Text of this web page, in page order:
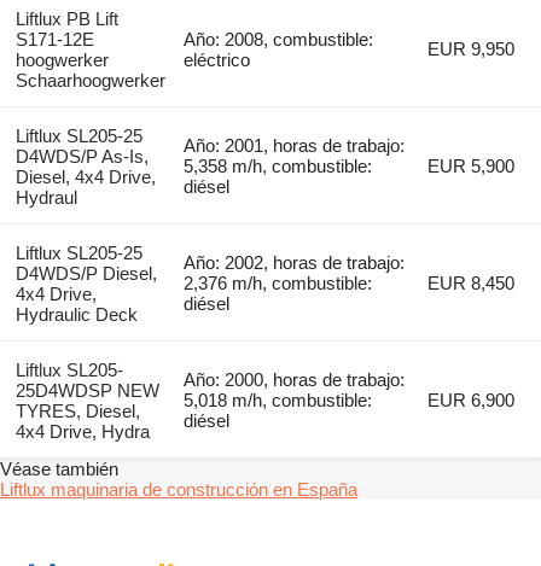
Liftlux PB Lift
S171-12E
hoogwerker
Schaarhoogwerker
Año: 2008, combustible:
eléctrico
EUR 9,950
Liftlux SL205-25
D4WDS/P As-Is,
Diesel, 4x4 Drive,
Hydraul
Año: 2001, horas de trabajo:
5,358 m/h, combustible:
diésel
EUR 5,900
Liftlux SL205-25
D4WDS/P Diesel,
4x4 Drive,
Hydraulic Deck
Año: 2002, horas de trabajo:
2,376 m/h, combustible:
diésel
EUR 8,450
Liftlux SL205-
25D4WDSP NEW
TYRES, Diesel,
4x4 Drive, Hydra
Año: 2000, horas de trabajo:
5,018 m/h, combustible:
diésel
EUR 6,900
Véase también
Liftlux maquinaria de construcción en España